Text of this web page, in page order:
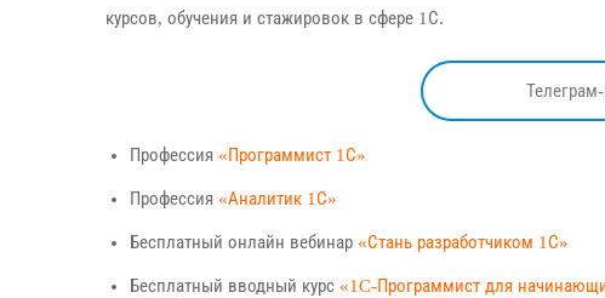
курсов, обучения и стажировок в сфере 1С.
Профессия «Программист 1С»
Профессия «Аналитик 1С»
Бесплатный онлайн вебинар «Стань разработчиком 1С»
Бесплатный вводный курс «1C-Программист для